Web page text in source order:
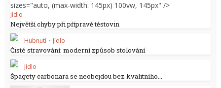
sizes="auto, (max-width: 145px) 100vw, 145px" />
Jídlo
Největší chyby při přípravě těstovin
Hubnutí • Jídlo
Čisté stravování: moderní způsob stolování
Jídlo
Špagety carbonara se neobejdou bez kvalitního...